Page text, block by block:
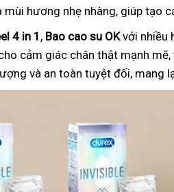
hương nhẹ nhàng, giúp tạo
4 in 1 , Bao cao su OKvới nhiều
cảm giác chân thật mạnh mẽ,
và an toàn tuyệt đối, mang